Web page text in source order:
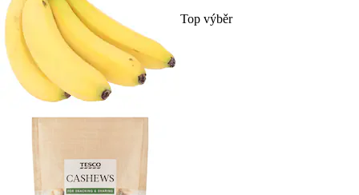
Top výběr